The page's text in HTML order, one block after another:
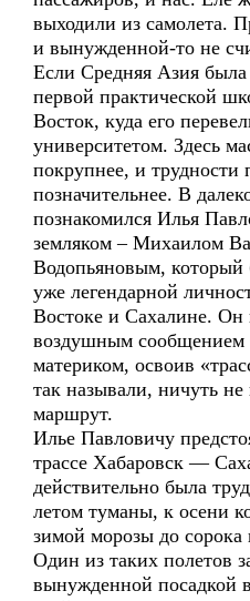
выходили из самолета.
и вынужденной-то не
Если Средняя Азия
первой практической
Восток, куда его
университетом. Здесь
покрупнее, и трудности
позначительнее. В
познакомился Илья
земляком – Михаилом
Водопьяновым,
уже легендарной
Востоке и Сахалине. Он
воздушным сообщением
материком, освоив
так называли, ничуть не
маршрут.
Илье Павловичу
трассе Хабаровск —
действительно была
летом туманы, к осени
зимой морозы до сорока
Один из таких полетов
вынужденной посадкой